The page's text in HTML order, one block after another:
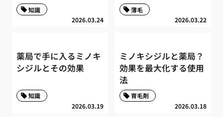
2026.03.24
知識
2026.03.22
薄毛
薬局で手に入るミノキ
シジルとその効果
2026.03.19
知識
ミノキシジルと薬局？
効果を最大化する使用
法
2026.03.18
育毛剤